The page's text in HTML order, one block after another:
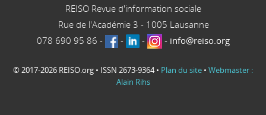
REISO Revue d'information sociale
Rue de l'Académie 3 - 1005 Lausanne
078 690 95 86 - - - - info@reiso.org
© 2017-2026 REISO.org • ISSN 2673-9364 • Plan du site • Webmaster :
Alain Rihs